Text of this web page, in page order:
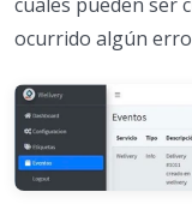
ocurrido algún